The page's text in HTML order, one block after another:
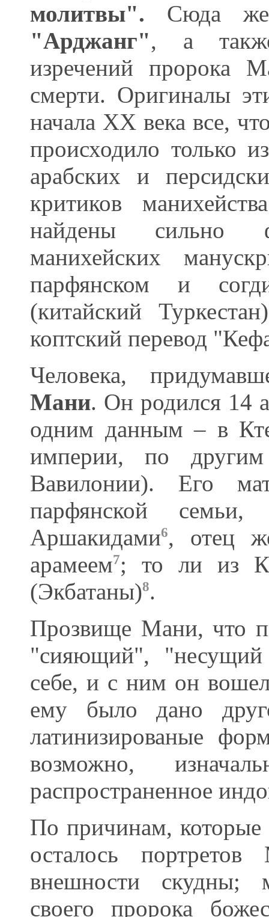
молитвы". Сюда
"Арджанг", а
изречений пророка
смерти. Оригиналы
начала XX века все,
происходило только
арабских и
критиков
найдены сильно
манихейских
парфянском и
(китайский
коптский перевод
Человека,
Мани. Он родился 14
одним данным – в
империи, по
Вавилонии). Его
парфянской
Аршакидами6, отец
арамеем7; то ли из
(Экбатаны)8.
Прозвище Мани, что
"сияющий", "несущий
себе, и с ним он
ему было дано
латинизированые
возможно,
распространенное
По причинам, которые
осталось
внешности скудны;
своего пророка